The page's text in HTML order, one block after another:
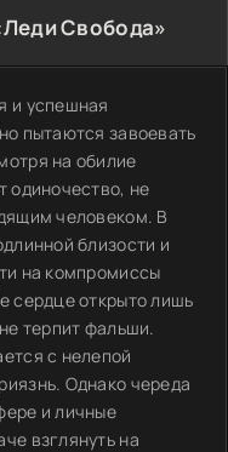
Свобода»
и успешная
пытаются завоевать
на обилие
одиночество, не
человеком. В
близости и
на компромиссы
сердце открыто лишь
терпит фальши.
с нелепой
Однако череда
и личные
взглянуть на